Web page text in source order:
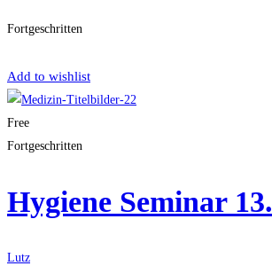
Fortgeschritten
Add to wishlist
Free
Fortgeschritten
Hygiene Seminar
Lutz